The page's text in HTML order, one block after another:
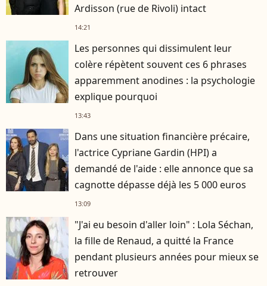
Ardisson (rue de Rivoli) intact
14:21
Les personnes qui dissimulent leur
colère répètent souvent ces 6 phrases
apparemment anodines : la psychologie
explique pourquoi
13:43
Dans une situation financière précaire,
l'actrice Cypriane Gardin (HPI) a
demandé de l'aide : elle annonce que sa
cagnotte dépasse déjà les 5 000 euros
13:09
"J'ai eu besoin d'aller loin" : Lola Séchan,
la fille de Renaud, a quitté la France
pendant plusieurs années pour mieux se
retrouver